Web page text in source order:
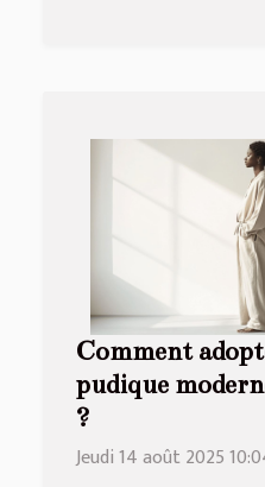
Comment
pudique
?
Jeudi 14 août 2025